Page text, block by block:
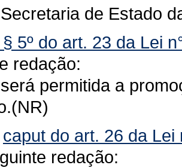
de Estado
§ 5º do art. 23 da Lei
redação:
permitida a
caput do art. 26 da Lei
redação: